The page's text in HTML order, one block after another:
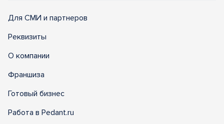
Для СМИ и партнеров
Реквизиты
О компании
Франшиза
Готовый бизнес
Работа в Pedant.ru